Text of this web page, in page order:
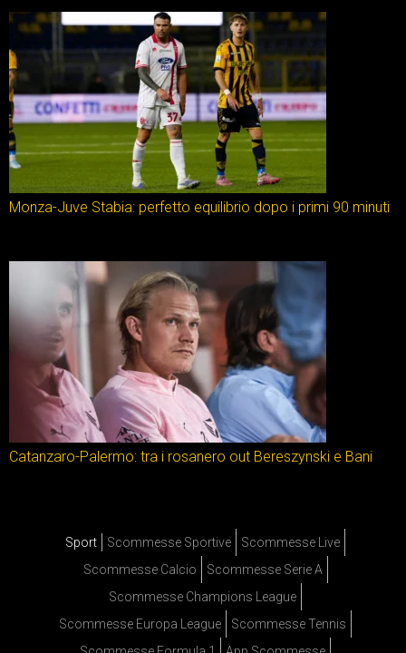
Monza-Juve Stabia: perfetto equilibrio dopo i primi 90 minuti
Catanzaro-Palermo: tra i rosanero out Bereszynski e Bani
Sport Scommesse Sportive
Scommesse Live
Scommesse Calcio
Scommesse Serie A
Scommesse Champions League
Scommesse Europa League
Scommesse Tennis